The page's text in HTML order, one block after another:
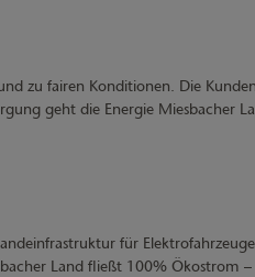
zu fairen Konditionen. Die
geht die Energie Miesbacher
für
Land fließt 100% Ökostrom